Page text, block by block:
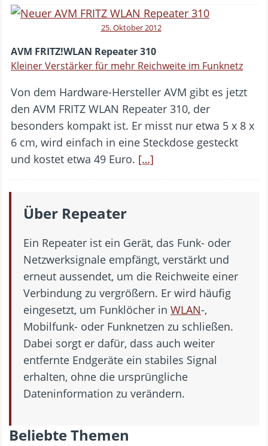
25. Oktober 2012
AVM FRITZ!WLAN Repeater 310
Kleiner Verstärker für mehr Reichweite im Funknetz
Von dem Hardware-Hersteller AVM gibt es jetzt
den AVM FRITZ WLAN Repeater 310, der
besonders kompakt ist. Er misst nur etwa 5 x 8 x
6 cm, wird einfach in eine Steckdose gesteckt
und kostet etwa 49 Euro. […]
Über Repeater
Ein Repeater ist ein Gerät, das Funk- oder
Netzwerksignale empfängt, verstärkt und
erneut aussendet, um die Reichweite einer
Verbindung zu vergrößern. Er wird häufig
eingesetzt, um Funklöcher in WLAN-,
Mobilfunk- oder Funknetzen zu schließen.
Dabei sorgt er dafür, dass auch weiter
entfernte Endgeräte ein stabiles Signal
erhalten, ohne die ursprüngliche
Dateninformation zu verändern.
Beliebte Themen